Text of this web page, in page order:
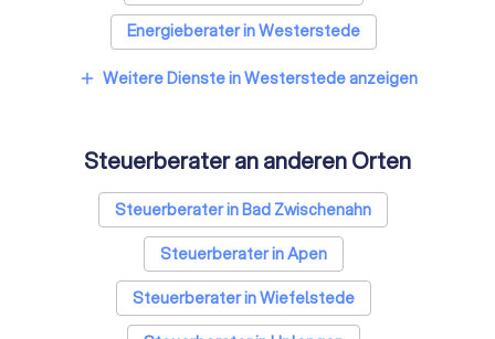
Energieberater in Westerstede
add Weitere Dienste in Westerstede anzeigen
Steuerberater an anderen Orten
Steuerberater in Bad Zwischenahn
Steuerberater in Apen
Steuerberater in Wiefelstede